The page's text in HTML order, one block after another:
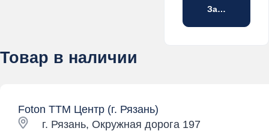
Товар в наличии
Foton ТТМ Центр (г. Рязань)
г. Рязань, Окружная дорога 197